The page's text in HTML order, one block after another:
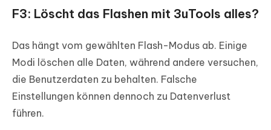
F3: Löscht das Flashen mit 3uTools alles?
Das hängt vom gewählten Flash-Modus ab. Einige
Modi löschen alle Daten, während andere versuchen,
die Benutzerdaten zu behalten. Falsche
Einstellungen können dennoch zu Datenverlust
führen.